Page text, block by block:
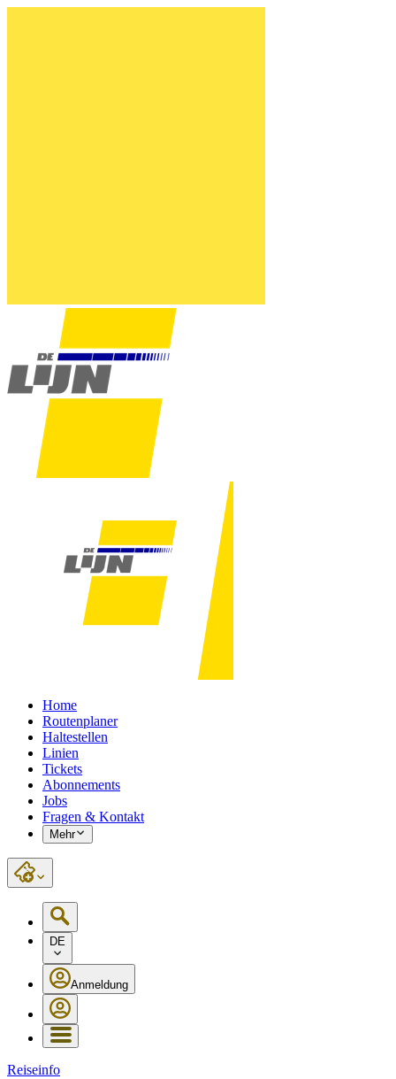
Home
Routenplaner
Haltestellen
Linien
Tickets
Abonnements
Jobs
Fragen & Kontakt
Mehr
DE
Anmeldung
Reiseinfo